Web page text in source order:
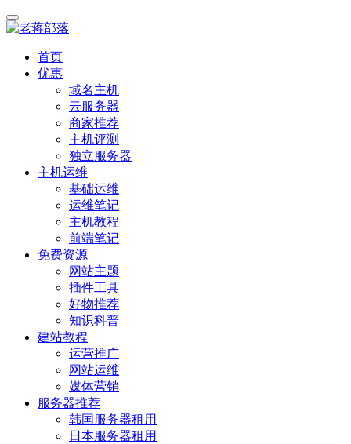
首页
优惠
域名主机
云服务器
商家推荐
主机评测
独立服务器
主机运维
基础运维
运维笔记
主机教程
前端笔记
免费资源
网站主题
插件工具
好物推荐
知识科普
建站教程
运营推广
网站运维
媒体营销
服务器推荐
韩国服务器租用
日本服务器租用